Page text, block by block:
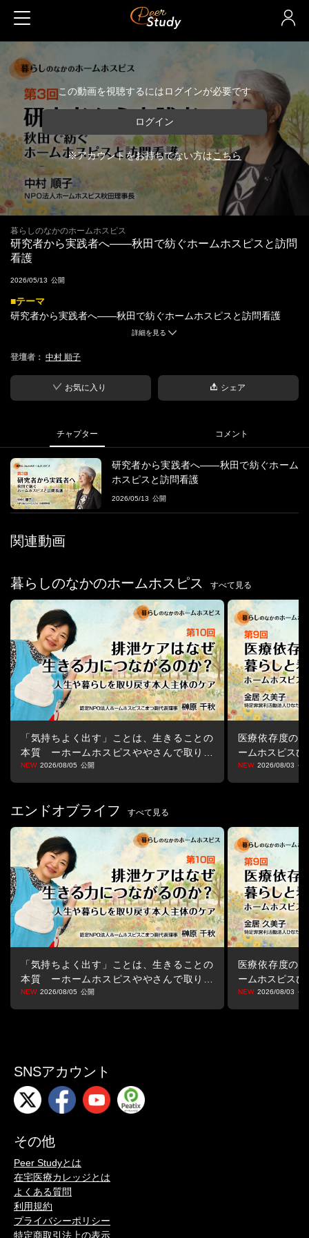
この動画を視聴するにはログインが必要です
ログイン
※アカウントをお持ちでない方はこちら
暮らしのなかのホームホスピス
研究者から実践者へ――秋田で紡ぐホームホスピスと訪問
看護
2026/05/13
■テーマ
研究者から実践者へ――秋田で紡ぐホームホスピスと訪問看護
実践者の時に感じた疑問を研究者になって明らかにしたこととそ
の内容
ホームホスピスにおける実践では何が活かされているか、などを
話します
中村順子 氏
ＮＰＯ法人ホームホスピス秋田理事長
■暮らしのなかのホームホスピス
それぞれの土地に、それぞれの“最期のかたち”がある。
「ホームホスピス」と一言でいっても、その姿は地域ごとにまっ
たく異なります。
そこに暮らす人の数だけ、支え方や関わり方があります。
本シリーズでは、全国の実践者が、立ち上げまでの道のりや地域
とのつながり、
日々の小さな工夫、迷いながら重ねてきた選択を語ります。
特別なモデルを学ぶ場ではなく、現場の息づかいに触れながら、
「ホームホスピスとは何だろう」と静かに問い直す時間。
暮らしのなかにあるケアのかたちを、ともに感じ、考えていきま
す。
詳細を見る
登壇者： 中村 順子
お気に入り シェア
チャプター コメント
研究者から実践者へ――秋田で紡ぐホーム
ホスピスと訪問看護
2026/05/13
関連動画
暮らしのなかのホームホスピス すべて見る
「気持ちよく出す」ことは、生きることの
本質 ーホームホスピスややさんで取り戻
す生きる力ー
2026/08/05
医療依存度の
ームホスピス
2026/08/03
エンドオブライフ すべて見る
「気持ちよく出す」ことは、生きることの
本質 ーホームホスピスややさんで取り戻
す生きる力ー
2026/08/05
医療依存度の
ームホスピス
2026/08/03
SNSアカウント
その他
Peer Studyとは
在宅医療カレッジとは
よくある質問
利用規約
プライバシーポリシー
特定商取引法上の表示